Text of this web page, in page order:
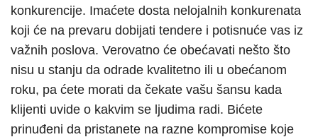
konkurencije. Imaćete dosta nelojalnih konkurenata
koji će na prevaru dobijati tendere i potisnuće vas iz
važnih poslova. Verovatno će obećavati nešto što
nisu u stanju da odrade kvalitetno ili u obećanom
roku, pa ćete morati da čekate vašu šansu kada
klijenti uvide o kakvim se ljudima radi. Bićete
prinuđeni da pristanete na razne kompromise koje